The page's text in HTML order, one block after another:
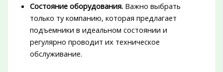
Состояние оборудования.Важно выбрать
только ту компанию, которая предлагает
подъемники в идеальном состоянии и
регулярно проводит их техническое
обслуживание.